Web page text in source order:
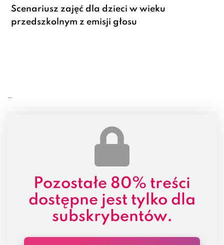
Scenariusz zajęć dla dzieci w wieku
przedszkolnym z emisji głosu
...
Pozostałe 80% treści
dostępne jest tylko dla
subskrybentów.